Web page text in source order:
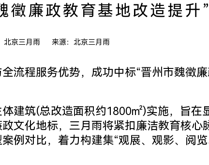
廉政教育基地改造提升
北京三月雨 来源：北京三月雨
程服务优势，成功中标“晋州市魏徵
筑(总改造面积约1800㎡)实施，旨在
文化地标，三月雨将紧扣廉洁教育核心
例对比，着力构建集“观展、观影、阅